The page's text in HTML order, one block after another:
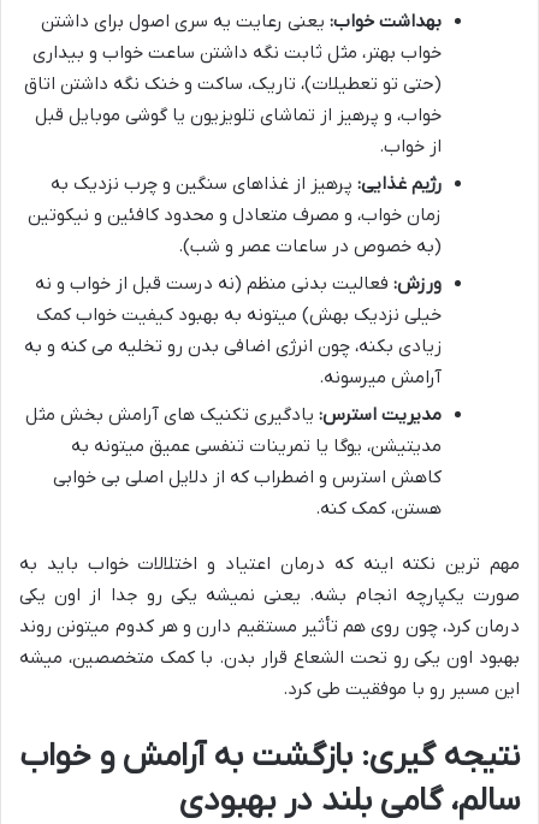
بهداشت خواب: یعنی رعایت یه سری اصول برای داشتن
خواب بهتر، مثل ثابت نگه داشتن ساعت خواب و بیداری
(حتی تو تعطیلات)، تاریک، ساکت و خنک نگه داشتن اتاق
خواب، و پرهیز از تماشای تلویزیون یا گوشی موبایل قبل
از خواب.
رژیم غذایی: پرهیز از غذاهای سنگین و چرب نزدیک به
زمان خواب، و مصرف متعادل و محدود کافئین و نیکوتین
(به خصوص در ساعات عصر و شب).
ورزش: فعالیت بدنی منظم (نه درست قبل از خواب و نه
خیلی نزدیک بهش) میتونه به بهبود کیفیت خواب کمک
زیادی بکنه، چون انرژی اضافی بدن رو تخلیه می کنه و به
آرامش میرسونه.
مدیریت استرس: یادگیری تکنیک های آرامش بخش مثل
مدیتیشن، یوگا یا تمرینات تنفسی عمیق میتونه به
کاهش استرس و اضطراب که از دلایل اصلی بی خوابی
هستن، کمک کنه.
مهم ترین نکته اینه که درمان اعتیاد و اختلالات خواب باید به
صورت یکپارچه انجام بشه. یعنی نمیشه یکی رو جدا از اون یکی
درمان کرد، چون روی هم تأثیر مستقیم دارن و هر کدوم میتونن روند
بهبود اون یکی رو تحت الشعاع قرار بدن. با کمک متخصصین، میشه
این مسیر رو با موفقیت طی کرد.
نتیجه گیری: بازگشت به آرامش و خواب
سالم، گامی بلند در بهبودی